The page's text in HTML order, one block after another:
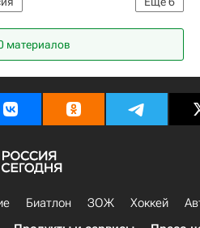
Руденко
(Москва)
России по футболу)
материалов
Биатлон ЗОЖ Хоккей